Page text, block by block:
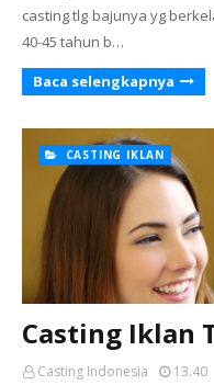
casting tlg bajunya yg
40-45 tahun b…
Baca selengkapnya
CASTING IKLAN
Casting Iklan
Casting Indonesia 13.40